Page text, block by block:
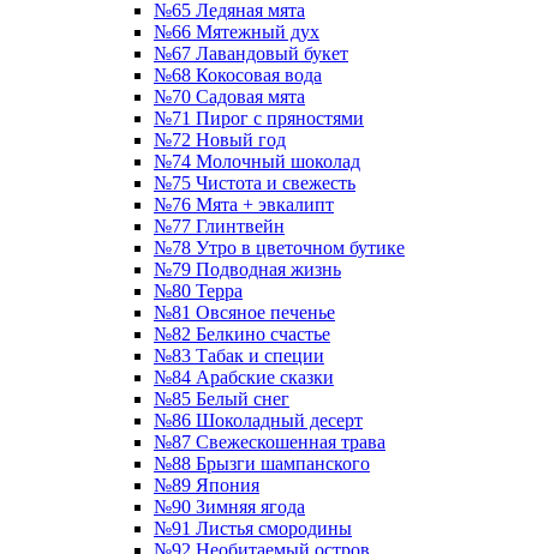
№65 Ледяная мята
№66 Мятежный дух
№67 Лавандовый букет
№68 Кокосовая вода
№70 Садовая мята
№71 Пирог с пряностями
№72 Новый год
№74 Молочный шоколад
№75 Чистота и свежесть
№76 Мята + эвкалипт
№77 Глинтвейн
№78 Утро в цветочном бутике
№79 Подводная жизнь
№80 Терра
№81 Овсяное печенье
№82 Белкино счастье
№83 Табак и специи
№84 Арабские сказки
№85 Белый снег
№86 Шоколадный десерт
№87 Свежескошенная трава
№88 Брызги шампанского
№89 Япония
№90 Зимняя ягода
№91 Листья смородины
№92 Необитаемый остров